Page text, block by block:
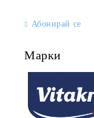
Абонирай се
Марки